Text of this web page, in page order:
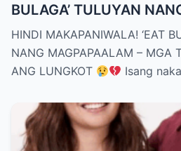
BULAGA’ TULUYAN
– MGA TAGAHANGA,
HINDI MAKAPANIWALA! ‘EAT
NANG MAGPAPAALAM – MGA
ANG LUNGKOT
Isang